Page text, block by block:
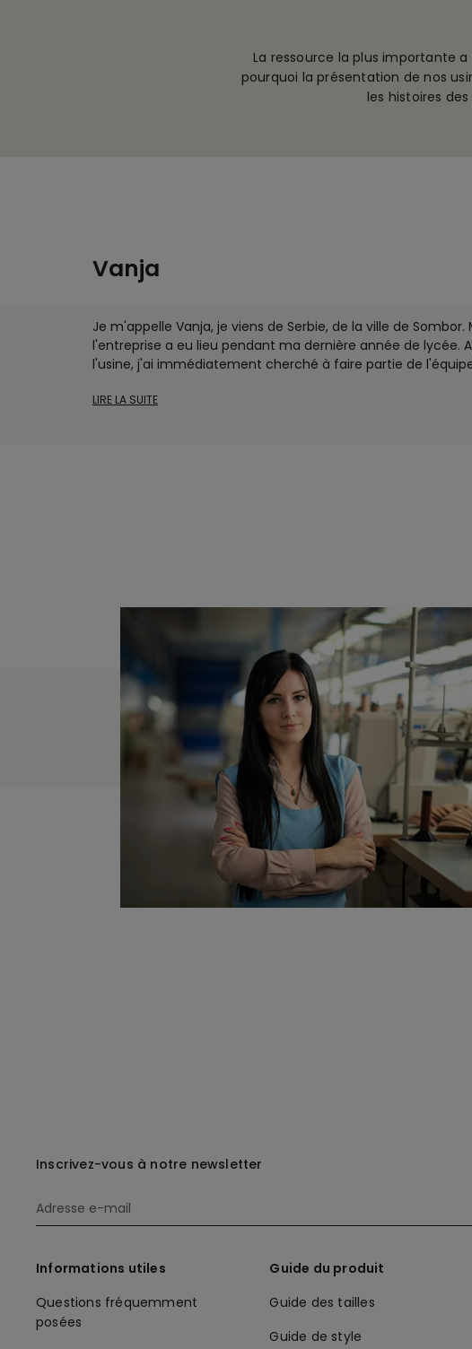
La ressource la plus importante
pourquoi la présentation de nos
les histoires
Vanja
Je m'appelle Vanja, je viens de Serbie, de la ville de
l'entreprise a eu lieu pendant ma dernière année de lycée.
l'usine, j'ai immédiatement cherché à faire partie de
LIRE LA SUITE
Inscrivez-vous à notre newsletter
Informations utiles
Questions fréquemment
posées
Guide du produit
Guide des tailles
Guide de style